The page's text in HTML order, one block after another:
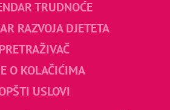
TRUDNOĆE
RAZVOJA DJETETA
PRETRAŽIVAČ
O KOLAČIĆIMA
USLOVI